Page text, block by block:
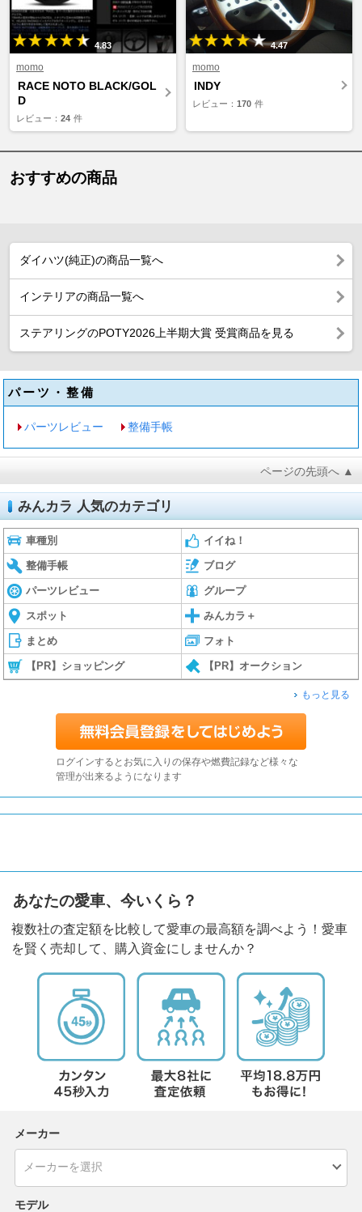
4.83
momo
RACE NOTO BLACK/GOL
D
レビュー： 24 件
4.47
momo
INDY
レビュー： 170 件
おすすめの商品
ダイハツ(純正)の商品一覧へ
インテリアの商品一覧へ
ステアリングのPOTY2026上半期大賞 受賞商品を見る
パーツ・整備
パーツレビュー 整備手帳
ページの先頭へ ▲
みんカラ 人気のカテゴリ
車種別 イイね！
整備手帳 ブログ
パーツレビュー グループ
スポット みんカラ＋
まとめ フォト
【PR】ショッピング 【PR】オークション
もっと見る
ログインするとお気に入りの保存や燃費記録など様々な
管理が出来るようになります
あなたの愛車、今いくら？
複数社の査定額を比較して愛車の最高額を調べよう！愛車
を賢く売却して、購入資金にしませんか？
メーカー
モデル